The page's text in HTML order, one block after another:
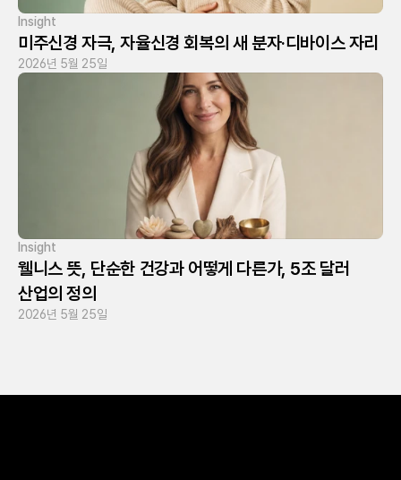
Insight
미주신경 자극, 자율신경 회복의 새 분자·디바이스 자리
2026년 5월 25일
Insight
웰니스 뜻, 단순한 건강과 어떻게 다른가, 5조 달러
산업의 정의
2026년 5월 25일